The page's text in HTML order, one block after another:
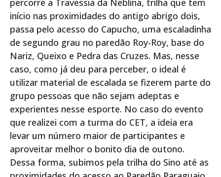
início nas proximidades do antigo abrigo dois,
passa pelo acesso do Capucho, uma escaladinha
de segundo grau no paredão Roy-Roy, base do
Nariz, Queixo e Pedra das Cruzes. Mas, nesse
caso, como já deu para perceber, o ideal é
utilizar material de escalada se fizerem parte do
grupo pessoas que não sejam adeptas e
experientes nesse esporte. No caso do evento
que realizei com a turma do CET, a ideia era
levar um número maior de participantes e
aproveitar melhor o bonito dia de outono.
Dessa forma, subimos pela trilha do Sino até as